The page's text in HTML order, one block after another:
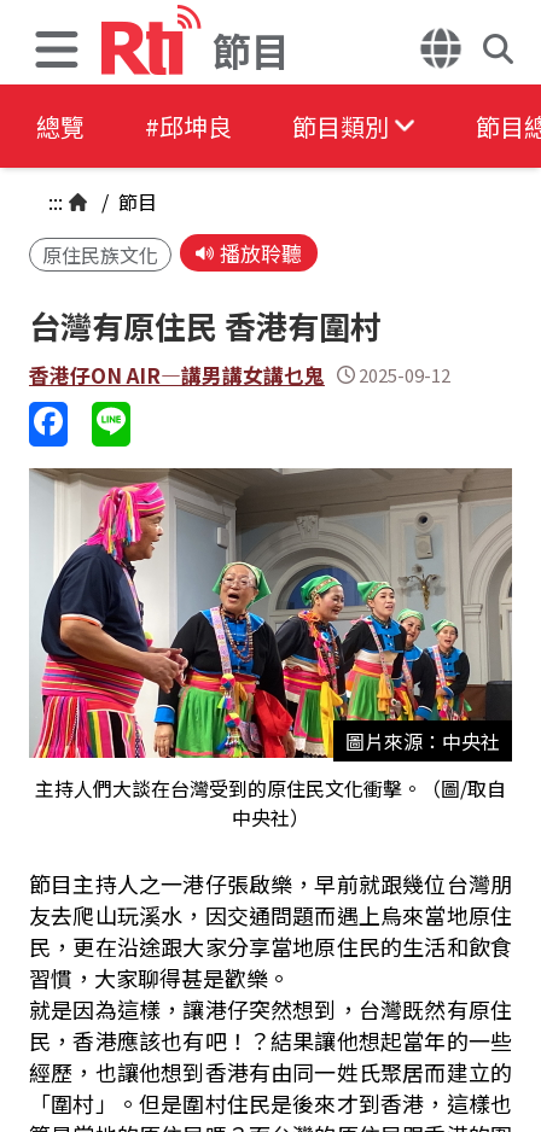
節目
總覽 #邱坤良 節目類別 節目
::: / 節目
原住民族文化
播放聆聽
台灣有原住民 香港有圍村
香港仔ON AIR—講男講女講乜鬼 2025-09-12
圖片來源：中央社
主持人們大談在台灣受到的原住民文化衝擊。（圖/取自
中央社）
節目主持人之一港仔張啟樂，早前就跟幾位台灣朋
友去爬山玩溪水，因交通問題而遇上烏來當地原住
民，更在沿途跟大家分享當地原住民的生活和飲食
習慣，大家聊得甚是歡樂。
就是因為這樣，讓港仔突然想到，台灣既然有原住
民，香港應該也有吧！？結果讓他想起當年的一些
經歷，也讓他想到香港有由同一姓氏聚居而建立的
「圍村」。但是圍村住民是後來才到香港，這樣也